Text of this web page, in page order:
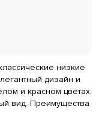
низкие
дизайн и
и красном цветах,
вид. Преимущества